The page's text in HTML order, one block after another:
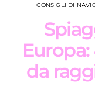
CONSIGLI DI
da